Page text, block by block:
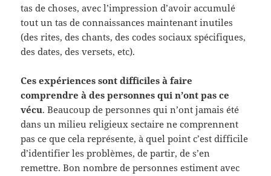
tas de choses, avec l’impression d’avoir accumulé
tout un tas de connaissances maintenant inutiles
(des rites, des chants, des codes sociaux spécifiques,
des dates, des versets, etc).
Ces expériences sont difficiles à faire
comprendre à des personnes qui n’ont pas ce
vécu. Beaucoup de personnes qui n’ont jamais été
dans un milieu religieux sectaire ne comprennent
pas ce que cela représente, à quel point c’est difficile
d’identifier les problèmes, de partir, de s’en
remettre. Bon nombre de personnes estiment avec